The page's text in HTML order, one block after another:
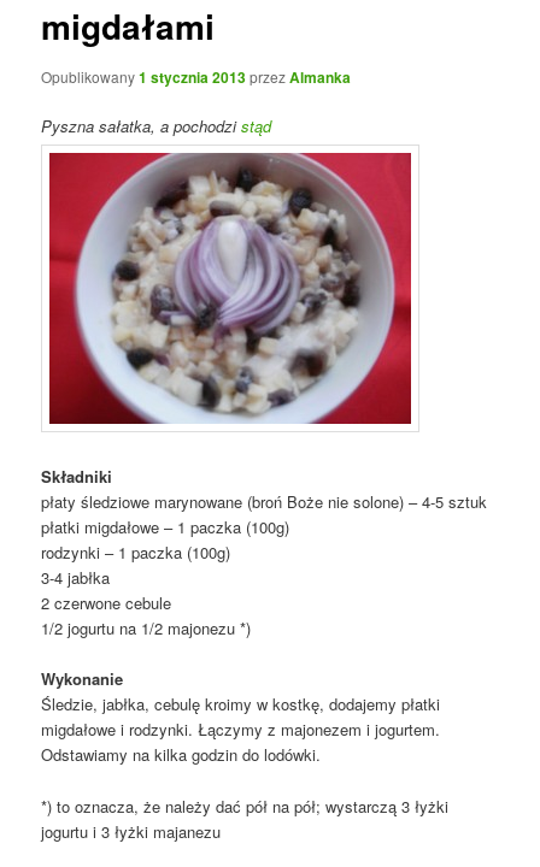
migdałami
Opublikowany1 stycznia 2013przezAlmanka
Pyszna sałatka, a pochodzistąd
Składniki
płaty śledziowe marynowane (broń Boże nie solone) – 4-5 sztuk
płatki migdałowe – 1 paczka (100g)
rodzynki – 1 paczka (100g)
3-4 jabłka
2 czerwone cebule
1/2 jogurtu na 1/2 majonezu *)
Wykonanie
Śledzie, jabłka, cebulę kroimy w kostkę, dodajemy płatki
migdałowe i rodzynki. Łączymy z majonezem i jogurtem.
Odstawiamy na kilka godzin do lodówki.
*) to oznacza, że należy dać pół na pół; wystarczą 3 łyżki
jogurtu i 3 łyżki majanezu